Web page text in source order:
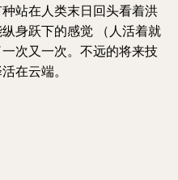
站在人类末日回头看着洪
身跃下的感觉 （人活着就
次又一次。不远的将来技
在云端。